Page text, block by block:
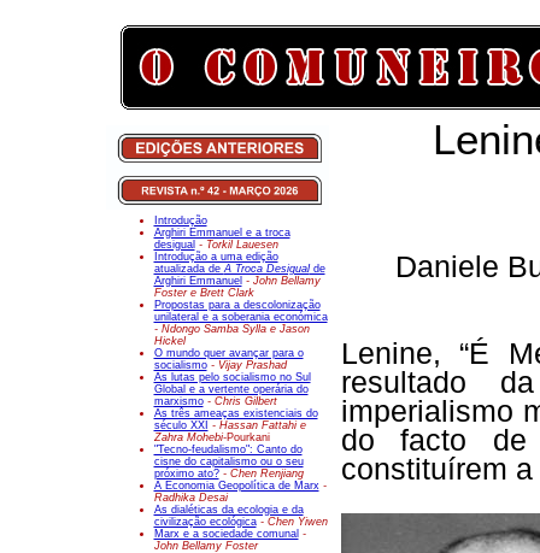
Introdução
Arghiri Emmanuel e a troca
desigual - Torkil Lauesen
Introdução a uma edição
atualizada deA Troca Desigualde
Arghiri Emmanuel - John Bellamy
Foster e Brett Clark
Propostas para a descolonização
unilateral e a soberania económica
- Ndongo Samba Sylla e Jason
Hickel
O mundo quer avançar para o
socialismo- Vijay Prashad
As lutas pelo socialismo no Sul
Global e a vertente operária do
marxismo- Chris Gilbert
As três ameaças existenciais do
século XXI - Hassan Fattahi e
Zahra Mohebi-Pourkani
"Tecno-feudalismo": Canto do
cisne do capitalismo ou o seu
próximo ato? - Chen Renjiang
A Economia Geopolítica de Marx-
Radhika Desai
As dialéticas da ecologia e da
civilização ecológica - Chen Yiwen
Marx e a sociedade comunal -
John Bellamy Foster
Daniele
Lenine, “É
resultado
imperialismo
do facto
constituírem a